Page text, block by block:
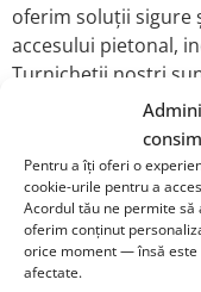
Pentru a îți oferi o
cookie-urile pentru a
Acordul tău ne permite
oferim conținut
orice moment — însă este
afectate.
oferim soluții sigure
accesului pietonal,
Turnicheții noștri
flux optim de
orice locație – de la
stadioane, gări sau
Uși